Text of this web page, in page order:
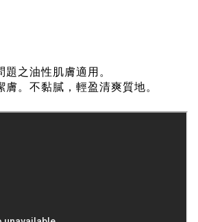
題之油性肌膚適用 。
。 不黏膩 ， 輕盈清爽質地。